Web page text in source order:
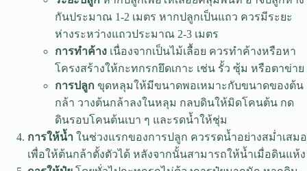
กันประมาณ 1-2 เมตร หากปลูกเป็นแถว ควรมีระยะ
ห่างระหว่างแถวประมาณ 2-3 เมตร
การทำค้าง เนื่องจากเป็นไม้เลื้อย ควรทำค้างหรือหา
โครงสร้างให้กะทกรกยึดเกาะ เช่น รั้ว ซุ้ม หรือตาข่าย
การปลูก ขุดหลุมให้มีขนาดพอเหมาะกับขนาดของต้น
กล้า วางต้นกล้าลงในหลุม กลบดินให้มิดโคนต้น กด
ดินรอบโคนต้นเบา ๆ และรดน้ำให้ชุ่ม
การให้น้ำ ในช่วงแรกของการปลูก ควรรดน้ำอย่างสม่ำเสมอ
เพื่อให้ต้นกล้าตั้งตัวได้ หลังจากนั้นสามารถให้น้ำเมื่อดินแห้ง